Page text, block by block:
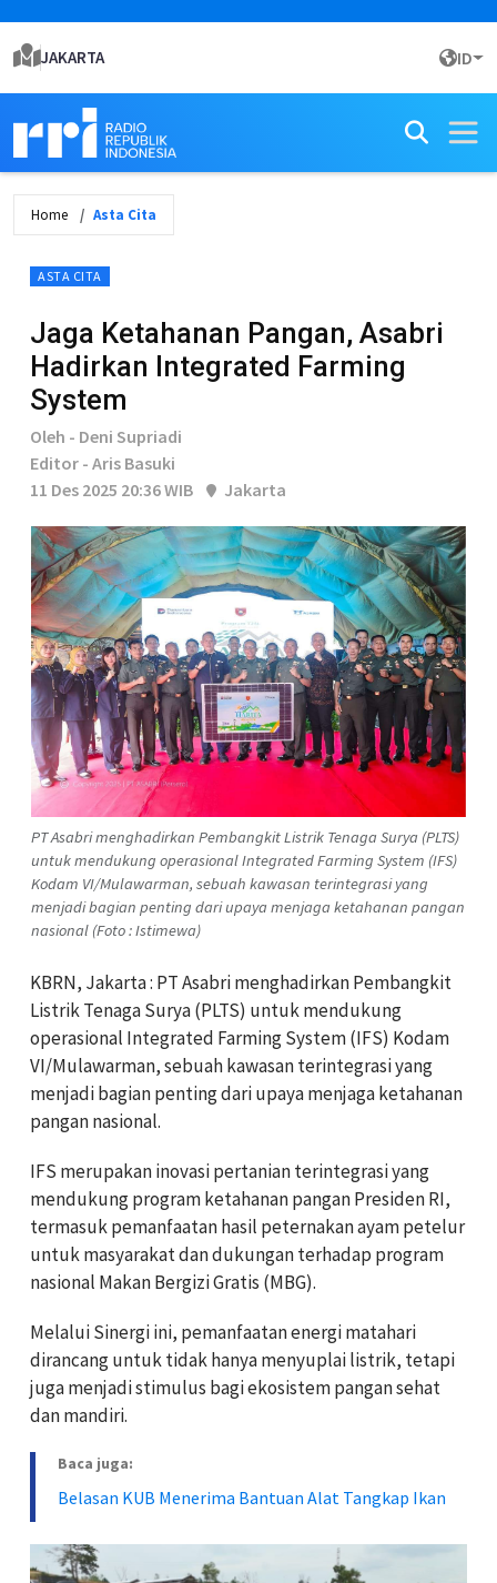
JAKARTA ID
Home Asta Cita
ASTA CITA
Jaga Ketahanan Pangan, Asabri
Hadirkan Integrated Farming
System
Oleh - Deni Supriadi
Editor - Aris Basuki
11 Des 2025 20:36 WIB
Jakarta
PT Asabri menghadirkan Pembangkit Listrik Tenaga Surya (PLTS)
untuk mendukung operasional Integrated Farming System (IFS)
Kodam VI/Mulawarman, sebuah kawasan terintegrasi yang
menjadi bagian penting dari upaya menjaga ketahanan pangan
nasional (Foto : Istimewa)
KBRN, Jakarta : PT Asabri menghadirkan Pembangkit
Listrik Tenaga Surya (PLTS) untuk mendukung
operasional Integrated Farming System (IFS) Kodam
VI/Mulawarman, sebuah kawasan terintegrasi yang
menjadi bagian penting dari upaya menjaga ketahanan
pangan nasional.
IFS merupakan inovasi pertanian terintegrasi yang
mendukung program ketahanan pangan Presiden RI,
termasuk pemanfaatan hasil peternakan ayam petelur
untuk masyarakat dan dukungan terhadap program
nasional Makan Bergizi Gratis (MBG).
Melalui Sinergi ini, pemanfaatan energi matahari
dirancang untuk tidak hanya menyuplai listrik, tetapi
juga menjadi stimulus bagi ekosistem pangan sehat
dan mandiri.
Baca juga:
Belasan KUB Menerima Bantuan Alat Tangkap Ikan